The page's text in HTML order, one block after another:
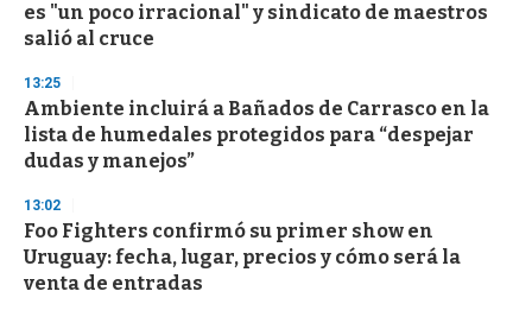
es "un poco irracional" y sindicato de maestros
salió al cruce
13:25
Ambiente incluirá a Bañados de Carrasco en la
lista de humedales protegidos para “despejar
dudas y manejos”
13:02
Foo Fighters confirmó su primer show en
Uruguay: fecha, lugar, precios y cómo será la
venta de entradas